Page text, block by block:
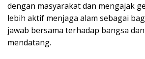
dengan masyarakat dan mengajak
lebih aktif menjaga alam sebagai
jawab bersama terhadap bangsa
mendatang.